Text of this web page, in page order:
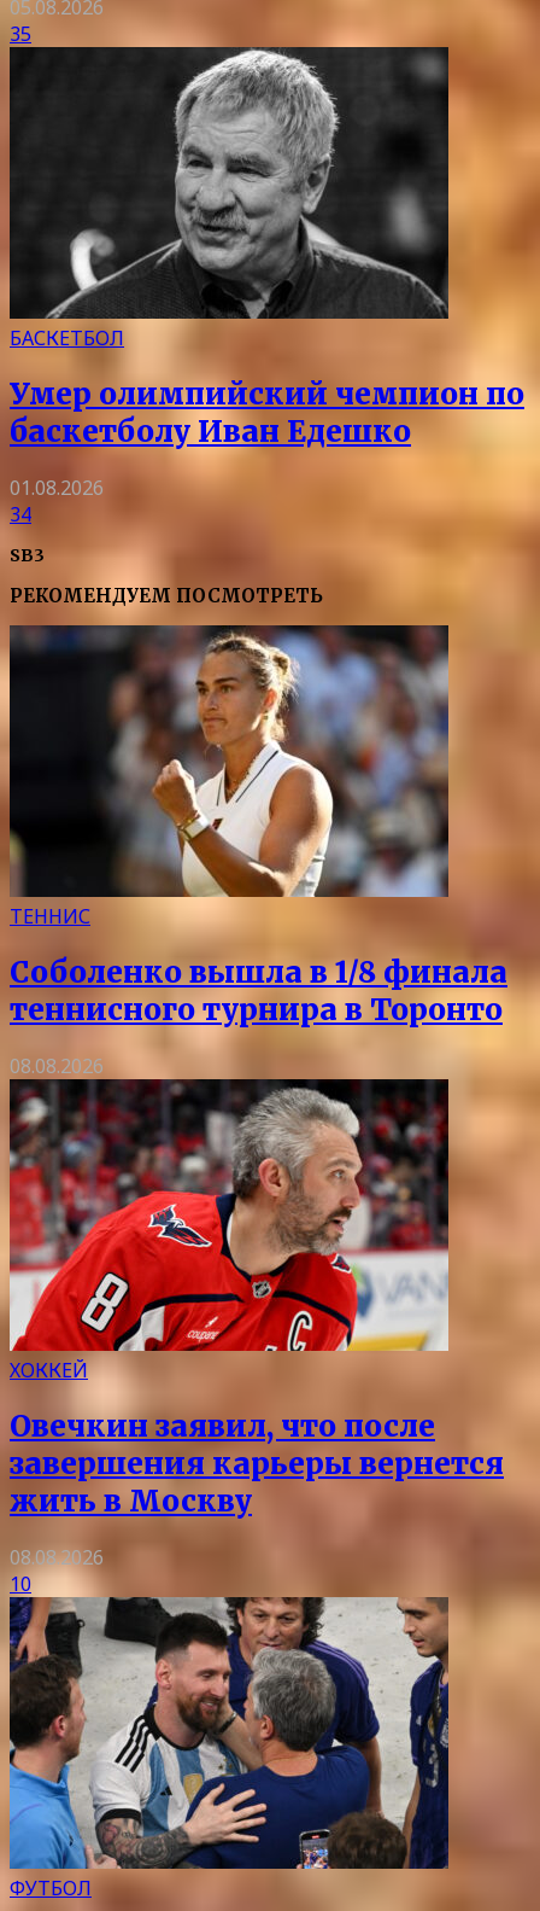
05.08.2026
35
БАСКЕТБОЛ
Умер олимпийский чемпион по
баскетболу Иван Едешко
01.08.2026
34
SB3
РЕКОМЕНДУЕМ ПОСМОТРЕТЬ
ТЕННИС
Соболенко вышла в 1/8 финала
теннисного турнира в Торонто
08.08.2026
ХОККЕЙ
Овечкин заявил, что после
завершения карьеры вернется
жить в Москву
08.08.2026
10
ФУТБОЛ